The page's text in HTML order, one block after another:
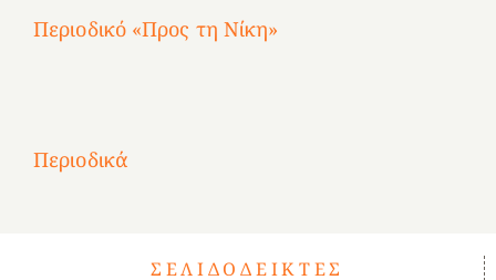
Περιοδικό «Προς τη Νίκη»
Περιοδικά
1821
Δεκέμβριος
2023!
Μάιος
2023!
Μάρτιος
2023!
ΣΕΛΙΔΟΔΕΊΚΤΕΣ